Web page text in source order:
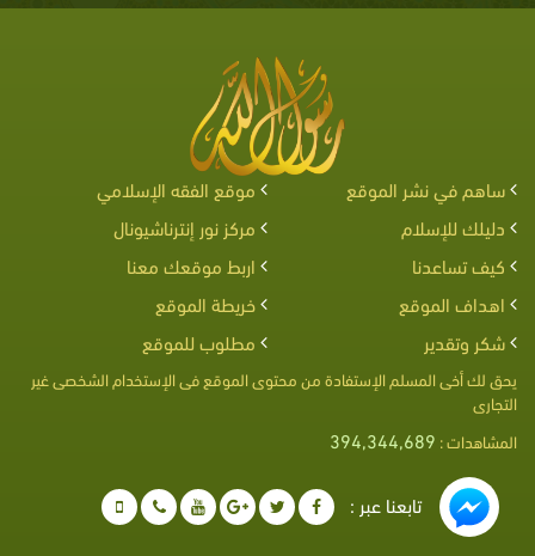
ساهم في نشر الموقع
موقع الفقه الإسلامي
دليلك للإسلام
مركز نور إنترناشيونال
كيف تساعدنا
اربط موقعك معنا
اهداف الموقع
خريطة الموقع
شكر وتقدير
مطلوب للموقع
يحق لك أخى المسلم الإستفادة من محتوى الموقع فى الإستخدام الشخصى غير
التجارى
المشاهدات : 394,344,689
تابعنا عبر :